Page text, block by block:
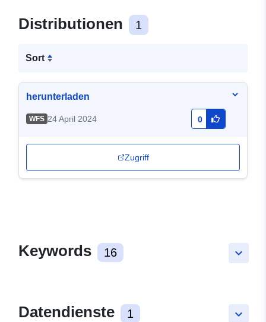
Distributionen 1
Sort
herunterladen
WFS 24 April 2024 0
Zugriff
keyboard_arrow_down
Keywords 16
keyboard_arrow_down
Datendienste 1